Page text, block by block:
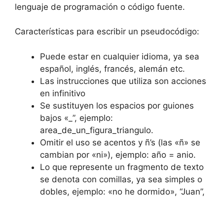
lenguaje de programación o código fuente.
Características para escribir un pseudocódigo:
Puede estar en cualquier idioma, ya sea
español, inglés, francés, alemán etc.
Las instrucciones que utiliza son acciones
en infinitivo
Se sustituyen los espacios por guiones
bajos «_”, ejemplo:
area_de_un_figura_triangulo.
Omitir el uso se acentos y ñ’s (las «ñ» se
cambian por «ni»), ejemplo: año = anio.
Lo que represente un fragmento de texto
se denota con comillas, ya sea simples o
dobles, ejemplo: «no he dormido», “Juan”,